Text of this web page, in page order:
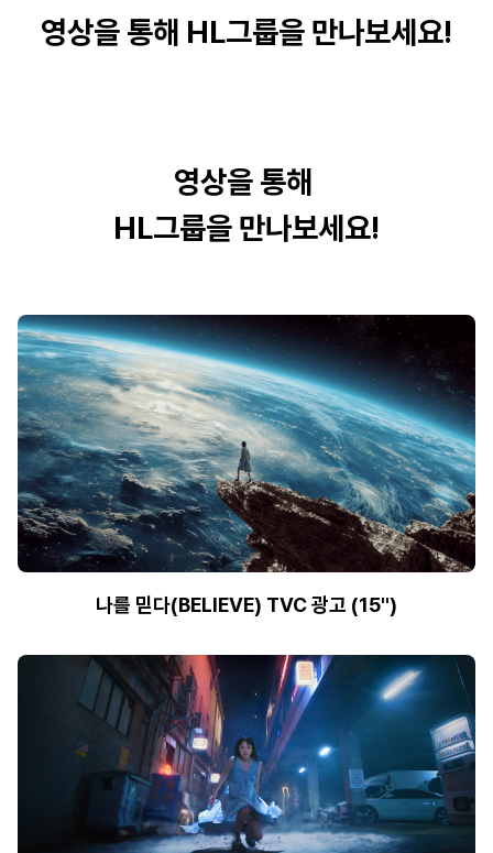
영상을 통해 HL그룹을 만나보세요!
영상을 통해
HL그룹을 만나보세요!
나를 믿다(BELIEVE) TVC 광고 (15'')